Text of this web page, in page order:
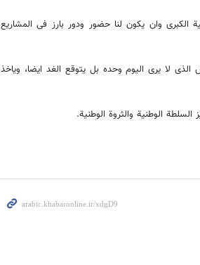
الکبری وان یکون لنا حضور ودور بارز فی المشاریع
لا یری الیوم وحده بل یتوقع الغد ایضا، ویاخذ
الوطنیة والثروة الوطنیة.